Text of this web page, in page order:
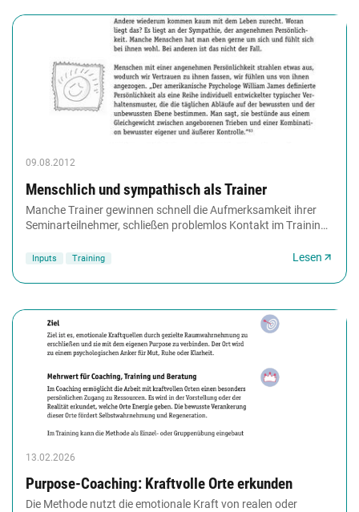
09.08.2012
Menschlich und sympathisch als Trainer
Manche Trainer gewinnen schnell die Aufmerksamkeit ihrer
Seminarteilnehmer, schließen problemlos Kontakt im Training,
Inputs Training Lesen
13.02.2026
Purpose-Coaching: Kraftvolle Orte erkunden
Die Methode nutzt die emotionale Kraft von realen oder